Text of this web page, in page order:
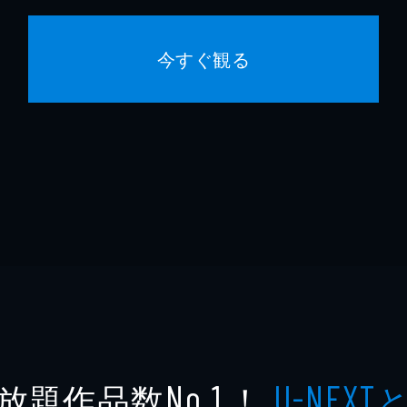
今すぐ観る